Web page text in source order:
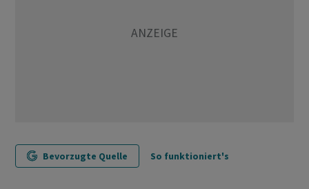
Bevorzugte Quelle So funktioniert's